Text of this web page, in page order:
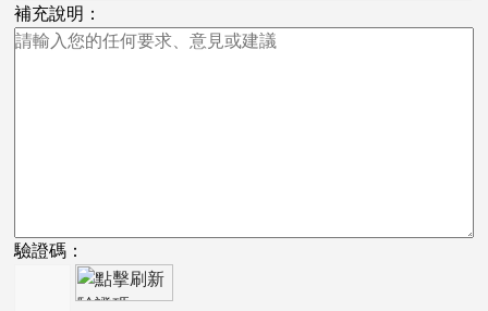
補充說明：
驗證碼：